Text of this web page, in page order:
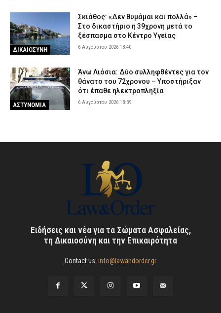
ΔΙΚΑΙΟΣΥΝΗ
Σκιάθος: «Δεν θυμάμαι και πολλά» –
Στο δικαστήριο η 39χρονη μετά το
ξέσπασμα στο Κέντρο Υγείας
6 Αυγούστου 2026 18:40
ΑΣΤΥΝΟΜΙΑ
Άνω Λιόσια: Δύο συλληφθέντες για τον
θάνατο του 72χρονου – Υποστήριξαν
ότι έπαθε ηλεκτροπληξία
6 Αυγούστου 2026 18:39
Ειδήσεις και νέα για τα Σώματα Ασφαλείας,
τη Δικαιοσύνη και την Επικαιρότητα
Contact us: info@lawandorder.gr